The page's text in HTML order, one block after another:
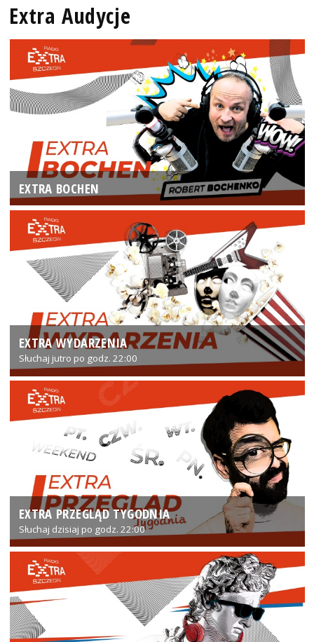
Extra Audycje
EXTRA BOCHEN
EXTRA WYDARZENIA
Słuchaj jutro po godz. 22:00
EXTRA PRZEGLĄD TYGODNIA
Słuchaj dzisiaj po godz. 22:00